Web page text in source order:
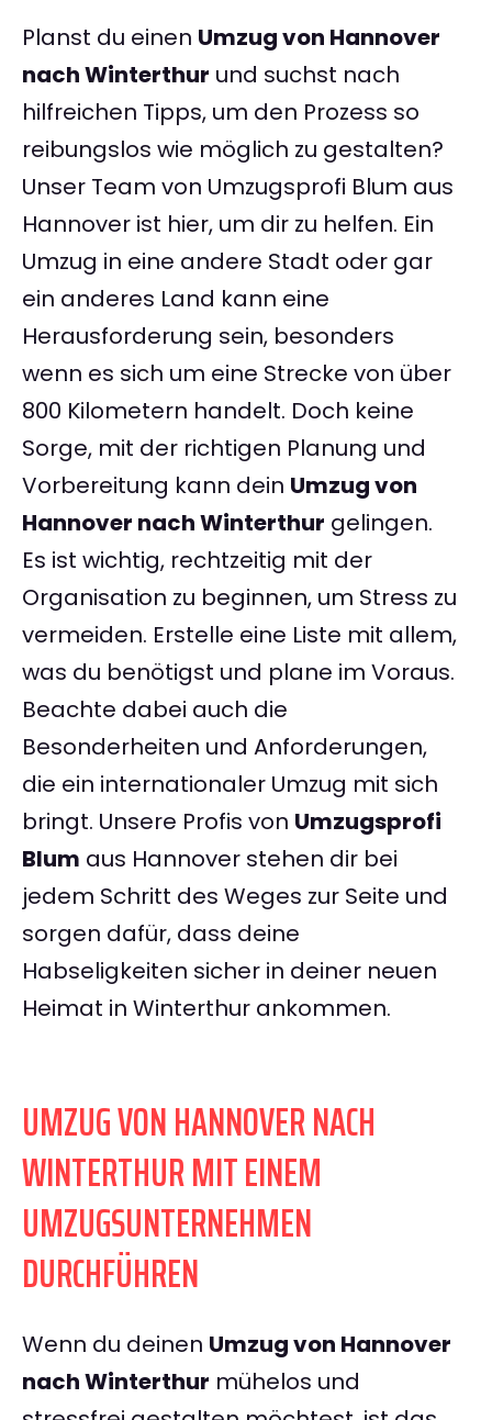
Planst du einen Umzug von Hannover
nach Winterthur und suchst nach
hilfreichen Tipps, um den Prozess so
reibungslos wie möglich zu gestalten?
Unser Team von Umzugsprofi Blum aus
Hannover ist hier, um dir zu helfen. Ein
Umzug in eine andere Stadt oder gar
ein anderes Land kann eine
Herausforderung sein, besonders
wenn es sich um eine Strecke von über
800 Kilometern handelt. Doch keine
Sorge, mit der richtigen Planung und
Vorbereitung kann dein Umzug von
Hannover nach Winterthur gelingen.
Es ist wichtig, rechtzeitig mit der
Organisation zu beginnen, um Stress zu
vermeiden. Erstelle eine Liste mit allem,
was du benötigst und plane im Voraus.
Beachte dabei auch die
Besonderheiten und Anforderungen,
die ein internationaler Umzug mit sich
bringt. Unsere Profis von Umzugsprofi
Blum aus Hannover stehen dir bei
jedem Schritt des Weges zur Seite und
sorgen dafür, dass deine
Habseligkeiten sicher in deiner neuen
Heimat in Winterthur ankommen.
UMZUG VON HANNOVER NACH
WINTERTHUR MIT EINEM
UMZUGSUNTERNEHMEN
DURCHFÜHREN
Wenn du deinen Umzug von Hannover
nach Winterthur mühelos und